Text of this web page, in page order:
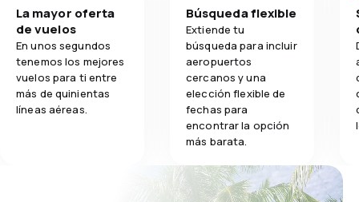
La mayor oferta
de vuelos
En unos segundos
tenemos los mejores
vuelos para ti entre
más de quinientas
líneas aéreas.
Búsqueda flexible
Extiende tu
búsqueda para incluir
aeropuertos
cercanos y una
elección flexible de
fechas para
encontrar la opción
más barata.